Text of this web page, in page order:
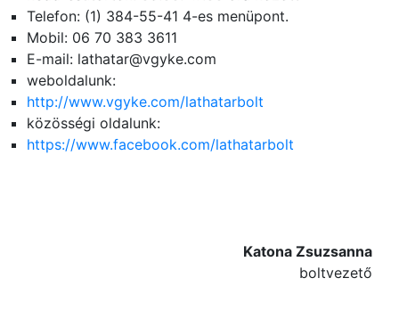
Telefon: (1) 384-55-41 4-es menüpont.
Mobil: 06 70 383 3611
E-mail: lathatar@vgyke.com
weboldalunk:
http://www.vgyke.com/lathatarbolt
közösségi oldalunk:
https://www.facebook.com/lathatarbolt
Katona Zsuzsanna
boltvezető